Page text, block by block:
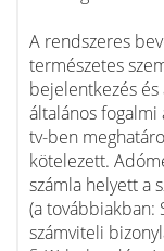
A rendszeres
természetes
bejelentkezés és
általános fogalmi
tv-ben
kötelezett.
számla helyett a
(a továbbiakban:
számviteli